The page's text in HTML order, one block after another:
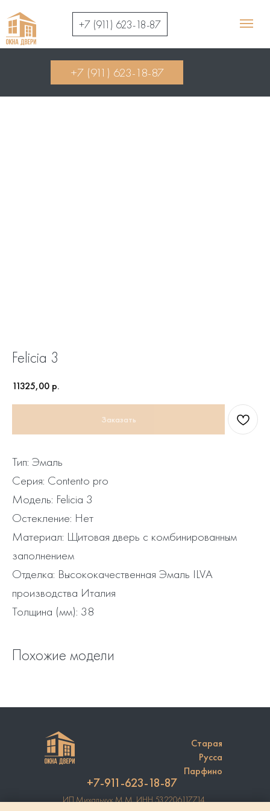
+7 (911) 623-18-87
+7 (911) 623-18-87
Felicia 3
11325,00 р.
Заказать
Тип: Эмаль
Серия: Contento pro
Модель: Felicia 3
Остекление: Нет
Материал: Щитовая дверь с комбинированным
заполнением
Отделка: Высококачественная Эмаль ILVA
производства Италия
Толщина (мм): 38
Похожие модели
Старая
Русса
Парфино
+7-911-623-18-87
ИП Михальчук М.М. ИНН 532206117714